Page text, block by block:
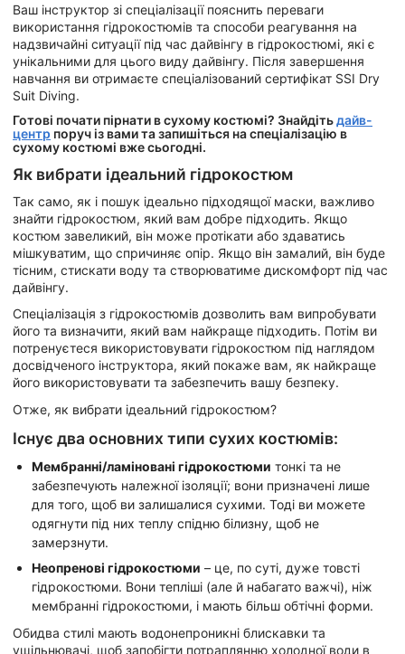
Ваш інструктор зі спеціалізації пояснить переваги
використання гідрокостюмів та способи реагування на
надзвичайні ситуації під час дайвінгу в гідрокостюмі, які є
унікальними для цього виду дайвінгу. Після завершення
навчання ви отримаєте спеціалізований сертифікат SSI Dry
Suit Diving.
Готові почати пірнати в сухому костюмі? Знайдітьдайв-
центр поруч із вами та запишіться на спеціалізацію в
сухому костюмі вже сьогодні.
Як вибрати ідеальний гідрокостюм
Так само, як і пошук ідеально підходящої маски, важливо
знайти гідрокостюм, який вам добре підходить. Якщо
костюм завеликий, він може протікати або здаватись
мішкуватим, що спричиняє опір. Якщо він замалий, він буде
тісним, стискати воду та створюватиме дискомфорт під час
дайвінгу.
Спеціалізація з гідрокостюмів дозволить вам випробувати
його та визначити, який вам найкраще підходить. Потім ви
потренуєтеся використовувати гідрокостюм під наглядом
досвідченого інструктора, який покаже вам, як найкраще
його використовувати та забезпечить вашу безпеку.
Отже, як вибрати ідеальний гідрокостюм?
Існує два основних типи сухих костюмів:
Мембранні/ламіновані гідрокостюми тонкі та не
забезпечують належної ізоляції; вони призначені лише
для того, щоб ви залишалися сухими. Тоді ви можете
одягнути під них теплу спідню білизну, щоб не
замерзнути.
Неопренові гідрокостюми – це, по суті, дуже товсті
гідрокостюми. Вони тепліші (але й набагато важчі), ніж
мембранні гідрокостюми, і мають більш обтічні форми.
Обидва стилі мають водонепроникні блискавки та
ущільнювачі, щоб запобігти потраплянню холодної води в